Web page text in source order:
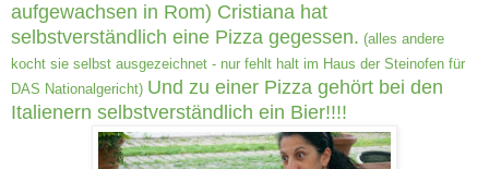
aufgewachsen in Rom) Cristiana hat
selbstverständlich eine Pizza gegessen. (alles andere
kocht sie selbst ausgezeichnet - nur fehlt halt im Haus der Steinofen für
DAS Nationalgericht) Und zu einer Pizza gehört bei den
Italienern selbstverständlich ein Bier!!!!